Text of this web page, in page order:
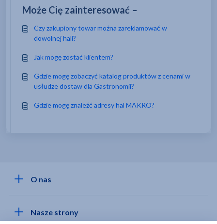
Może Cię zainteresować –
Czy zakupiony towar można zareklamować w
dowolnej hali?
Jak mogę zostać klientem?
Gdzie mogę zobaczyć katalog produktów z cenami w
usłudze dostaw dla Gastronomii?
Gdzie mogę znaleźć adresy hal MAKRO?